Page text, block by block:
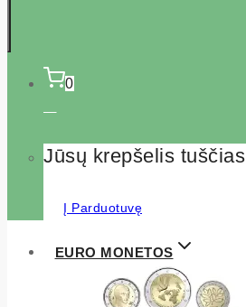
0
Jūsų krepšelis tuščias
Į Parduotuvę
EURO MONETOS